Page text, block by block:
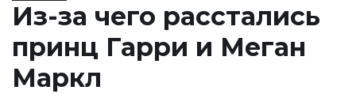
Из-за чего расстались
принц Гарри и Меган
Маркл